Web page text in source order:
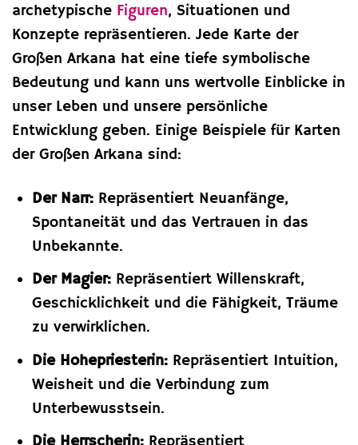
archetypische Figuren, Situationen und
Konzepte repräsentieren. Jede Karte der
Großen Arkana hat eine tiefe symbolische
Bedeutung und kann uns wertvolle Einblicke in
unser Leben und unsere persönliche
Entwicklung geben. Einige Beispiele für Karten
der Großen Arkana sind:
Der Narr:Repräsentiert Neuanfänge,
Spontaneität und das Vertrauen in das
Unbekannte.
Der Magier:Repräsentiert Willenskraft,
Geschicklichkeit und die Fähigkeit, Träume
zu verwirklichen.
Die Hohepriesterin:Repräsentiert Intuition,
Weisheit und die Verbindung zum
Unterbewusstsein.